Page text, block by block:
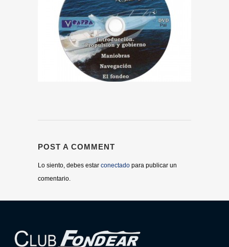
POST A COMMENT
Lo siento, debes estar conectado para publicar un
comentario.